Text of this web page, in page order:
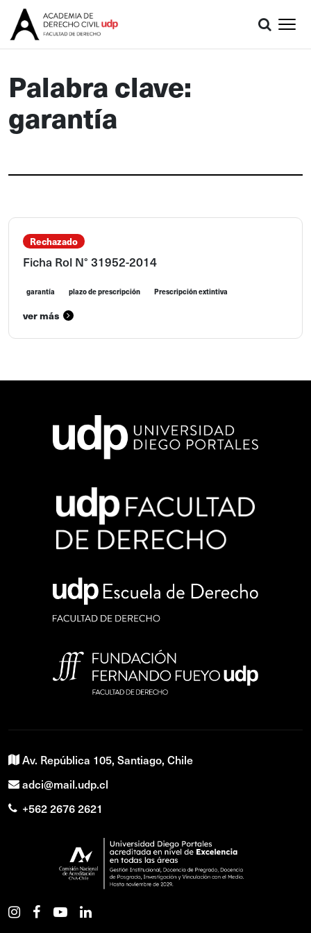
Palabra clave:
garantía
Rechazado
Ficha Rol N° 31952-2014
garantía plazo de prescripción Prescripción extintiva
ver más
Av. República 105, Santiago, Chile
adci@mail.udp.cl
+562 2676 2621